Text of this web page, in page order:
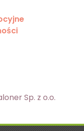
Sp. z o.o.